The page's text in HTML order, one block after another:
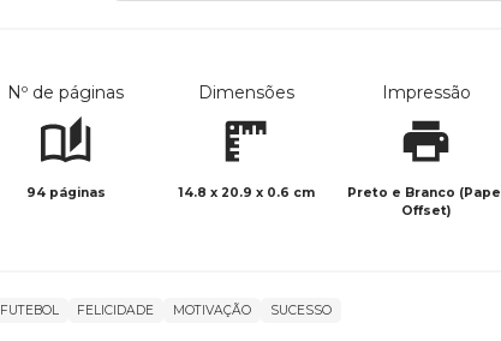
Nº de páginas
94 páginas
Dimensões
14.8 x 20.9 x 0.6 cm
Impressão
Preto e Branco (Papel
Offset)
FUTEBOL FELICIDADE MOTIVAÇÃO SUCESSO